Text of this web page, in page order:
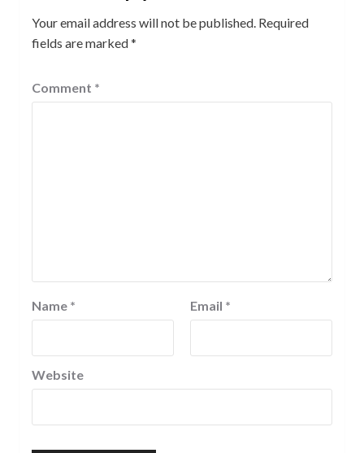
Your email address will not be published. Required
fields are marked*
Comment *
Name * Email *
Website